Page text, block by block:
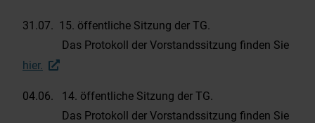
31.07. 15. öffentliche Sitzung der TG.
Das Protokoll der Vorstandssitzung finden Sie
hier.
04.06. 14. öffentliche Sitzung der TG.
Das Protokoll der Vorstandssitzung finden Sie